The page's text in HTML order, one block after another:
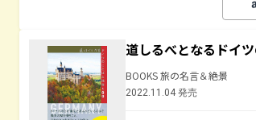
道しるべとなるドイ
BOOKS 旅の名言＆絶景
2022.11.04 発売